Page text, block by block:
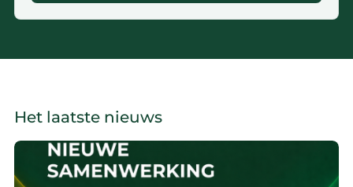
Het laatste nieuws